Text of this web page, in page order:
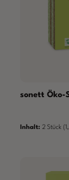
sonett Öko-
Inhalt: 2 Stück